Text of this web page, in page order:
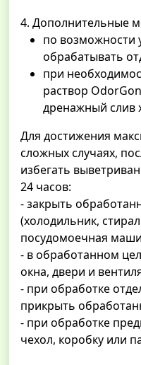
4. Дополнительные
по возможности
обрабатывать
при
раствор
дренажный слив
Для достижения
сложных случаях,
избегать
24 часов:
- закрыть
(холодильник,
посудомоечная
- в обработанном
окна, двери и
- при обработке
прикрыть
- при обработке
чехол, коробку или